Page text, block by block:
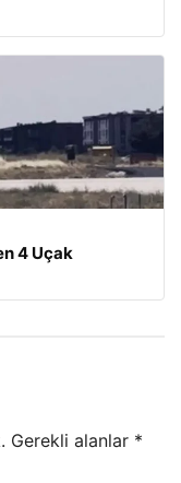
4 Uçak
Gerekli alanlar *